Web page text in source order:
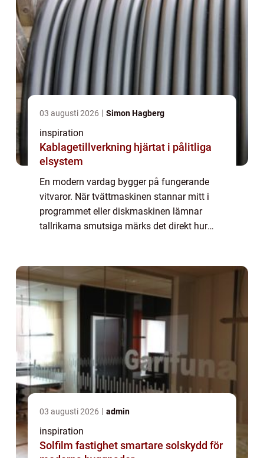
03 augusti 2026 Simon Hagberg
inspiration
Kablagetillverkning hjärtat i pålitliga
elsystem
En modern vardag bygger på fungerande
vitvaror. När tvättmaskinen stannar mitt i
programmet eller diskmaskinen lämnar
tallrikarna smutsiga märks det direkt hur
03 augusti 2026 admin
inspiration
Solfilm fastighet smartare solskydd för